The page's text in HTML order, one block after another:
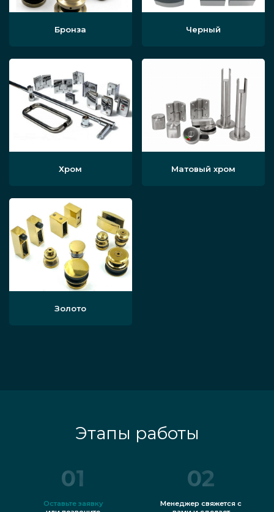
Бронза Черный
Хром Матовый хром
Золото
Этапы работы
01
Оставьте заявку
02
Менеджер свяжется с